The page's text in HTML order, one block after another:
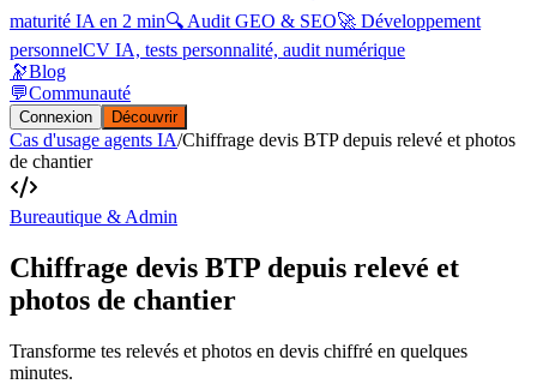
maturité IA en 2 min🔍 Audit GEO & SEO🚀 Développement
personnelCV IA, tests personnalité, audit numérique
🔭Blog
💬Communauté
Connexion Découvrir
Cas d'usage agents IA/Chiffrage devis BTP depuis relevé et photos
de chantier
Bureautique & Admin
Chiffrage devis BTP depuis relevé et
photos de chantier
Transforme tes relevés et photos en devis chiffré en quelques
minutes.